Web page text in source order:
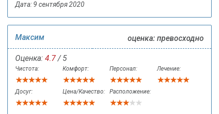
Дата: 9 сентября 2020
Максим оценка: превосходно
Оценка: 4.7 / 5
Чистота: Комфорт: Персонал: Лечение:
Досуг: Цена/Качество: Расположение: